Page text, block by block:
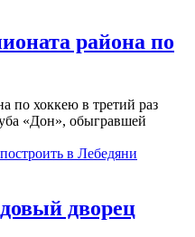
района по
по хоккею в третий раз
«Дон», обыгравшей
дворец